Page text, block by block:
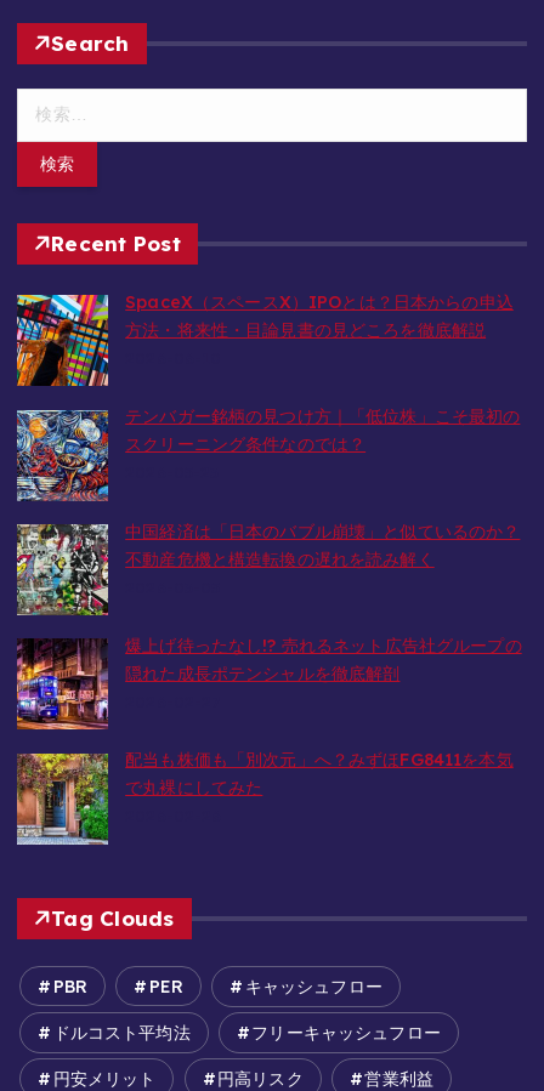
Search
Recent Post
SpaceX（スペースX）IPOとは？日本からの申込
方法・将来性・目論見書の見どころを徹底解説
テンバガー銘柄の見つけ方｜「低位株」こそ最初の
スクリーニング条件なのでは？
中国経済は「日本のバブル崩壊」と似ているのか？
不動産危機と構造転換の遅れを読み解く
爆上げ待ったなし!? 売れるネット広告社グループの
隠れた成長ポテンシャルを徹底解剖
配当も株価も「別次元」へ？みずほFG8411を本気
で丸裸にしてみた
Tag Clouds
PBR PER キャッシュフロー
ドルコスト平均法 フリーキャッシュフロー
円安メリット 円高リスク 営業利益